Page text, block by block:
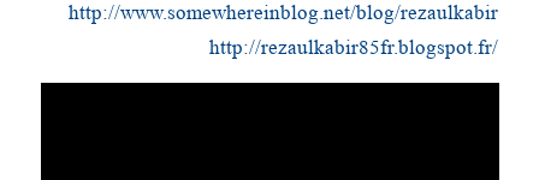
http://www.somewhereinblog.net/blog/rezaulkabir
http://rezaulkabir85fr.blogspot.fr/